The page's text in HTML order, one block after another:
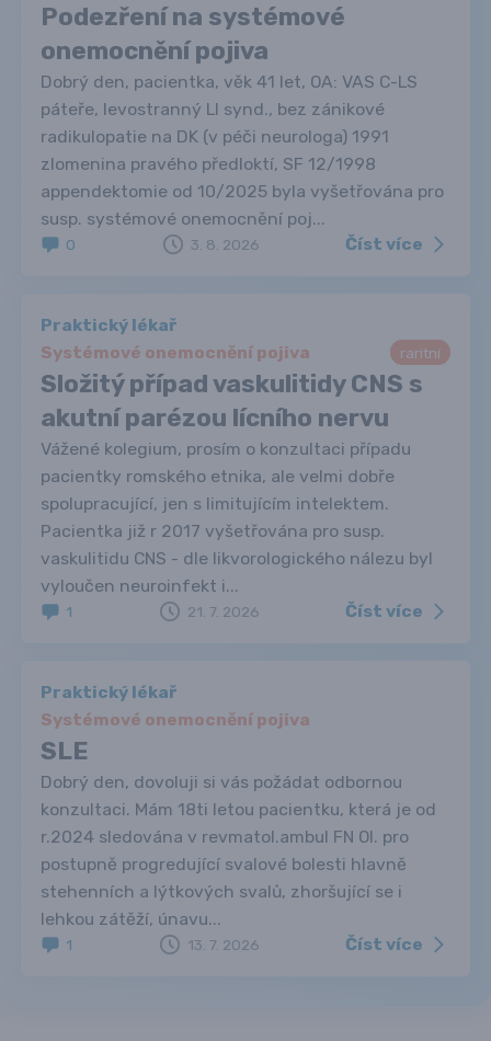
Podezření na systémové
onemocnění pojiva
Dobrý den, pacientka, věk 41 let, OA: VAS C-LS
páteře, levostranný LI synd., bez zánikové
radikulopatie na DK (v péči neurologa) 1991
zlomenina pravého předloktí, SF 12/1998
appendektomie od 10/2025 byla vyšetřována pro
susp. systémové onemocnění poj...
0 3. 8. 2026 Číst více
Praktický lékař
Systémové onemocnění pojiva
raritní
Složitý případ vaskulitidy CNS s
akutní parézou lícního nervu
Vážené kolegium, prosím o konzultaci případu
pacientky romského etnika, ale velmi dobře
spolupracující, jen s limitujícím intelektem.
Pacientka již r 2017 vyšetřována pro susp.
vaskulitidu CNS - dle likvorologického nálezu byl
vyloučen neuroinfekt i...
1 21. 7. 2026 Číst více
Praktický lékař
Systémové onemocnění pojiva
SLE
Dobrý den, dovoluji si vás požádat odbornou
konzultaci. Mám 18ti letou pacientku, která je od
r.2024 sledována v revmatol.ambul FN Ol. pro
postupně progredující svalové bolesti hlavně
stehenních a lýtkových svalů, zhoršující se i
lehkou zátěží, únavu...
1 13. 7. 2026 Číst více